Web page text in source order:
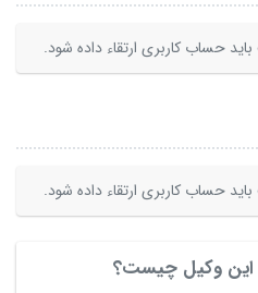
حساب کاربری ارتقاء داده شود.
حساب کاربری ارتقاء داده شود.
این وکیل چیست؟